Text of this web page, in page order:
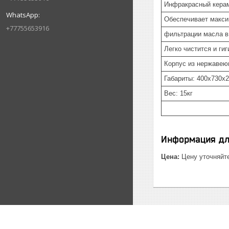
+77755653916
Инфракрасный
Обеспечивает
фильтрации масла в
Легко чистится и
Корпус из
Габариты:
Вес: 15кг
Информация
Цена: Цену